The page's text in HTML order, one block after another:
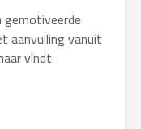
gemotiveerde
aanvulling vanuit
vindt